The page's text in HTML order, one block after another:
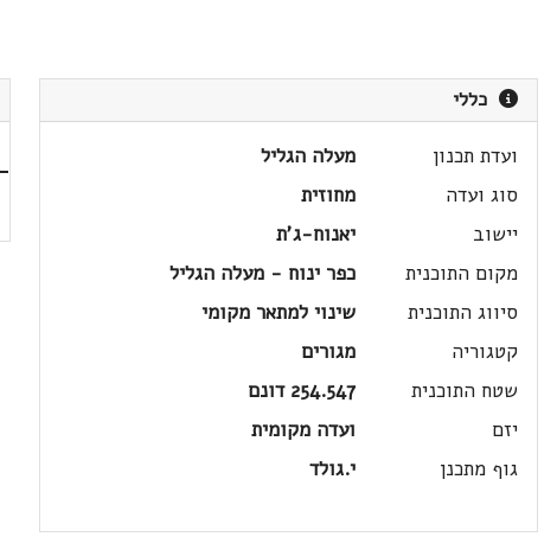
כללי
ועדת תכנון
מעלה הגליל
סוג ועדה
מחוזית
יישוב
יאנוח-ג'ת
מקום התוכנית
כפר ינוח - מעלה הגליל
סיווג התוכנית
שינוי למתאר מקומי
קטגוריה
מגורים
שטח התוכנית
254.547 דונם
יזם
ועדה מקומית
גוף מתכנן
י.גולד